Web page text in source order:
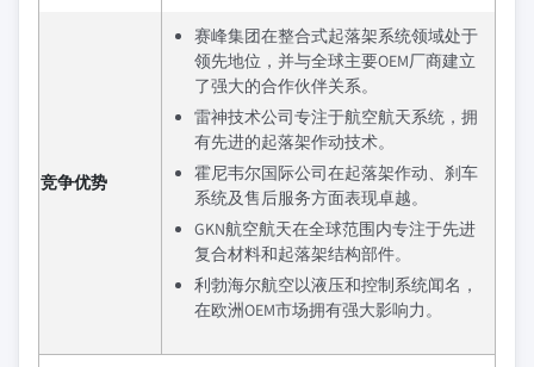
竞争优势
赛峰集团在整合式起落架系统领域处于
领先地位，并与全球主要OEM厂商建立
了强大的合作伙伴关系。
雷神技术公司专注于航空航天系统，拥
有先进的起落架作动技术。
霍尼韦尔国际公司在起落架作动、刹车
系统及售后服务方面表现卓越。
GKN航空航天在全球范围内专注于先进
复合材料和起落架结构部件。
利勃海尔航空以液压和控制系统闻名，
在欧洲OEM市场拥有强大影响力。